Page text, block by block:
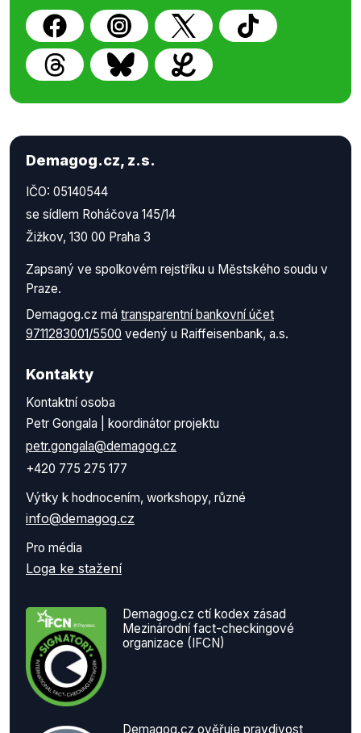
Demagog.cz, z.s.
IČO: 05140544
se sídlem Roháčova 145/14
Žižkov, 130 00 Praha 3
Zapsaný ve spolkovém rejstříku u Městského soudu v
Praze.
Demagog.cz má transparentní bankovní účet
9711283001/5500 vedený u Raiffeisenbank, a.s.
Kontakty
Kontaktní osoba
Petr Gongala | koordinátor projektu
petr.gongala@demagog.cz
+420 775 275 177
Výtky k hodnocením, workshopy, různé
info@demagog.cz
Pro média
Loga ke stažení
Demagog.cz ctí kodex zásad
Mezinárodní fact-checkingové
organizace (IFCN)
Demagog.cz ověřuje pravdivost